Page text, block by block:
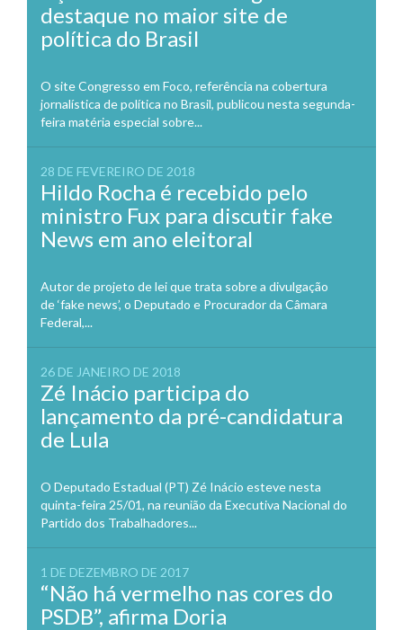
destaque no maior site de
política do Brasil
O site Congresso em Foco, referência na cobertura
jornalística de política no Brasil, publicou nesta segunda-
feira matéria especial sobre...
28 DE FEVEREIRO DE 2018
Hildo Rocha é recebido pelo
ministro Fux para discutir fake
News em ano eleitoral
Autor de projeto de lei que trata sobre a divulgação
de ‘fake news’, o Deputado e Procurador da Câmara
Federal,...
26 DE JANEIRO DE 2018
Zé Inácio participa do
lançamento da pré-candidatura
de Lula
O Deputado Estadual (PT) Zé Inácio esteve nesta
quinta-feira 25/01, na reunião da Executiva Nacional do
Partido dos Trabalhadores...
1 DE DEZEMBRO DE 2017
“Não há vermelho nas cores do
PSDB”, afirma Doria